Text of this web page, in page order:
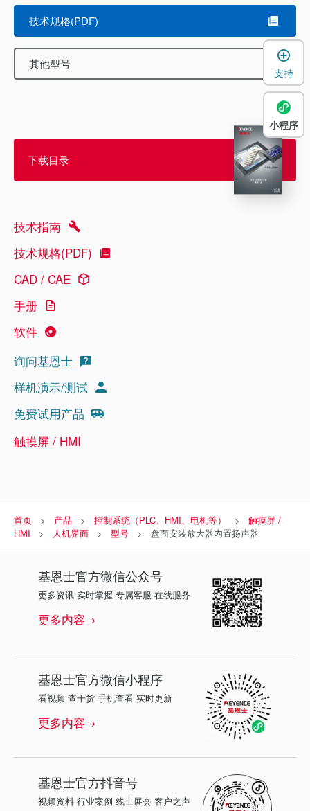
技术规格(PDF)
其他型号
下载目录
技术指南
技术规格(PDF)
CAD / CAE
手册
软件
询问基恩士
样机演示/测试
免费试用产品
触摸屏 / HMI
首页 产品 控制系统（PLC、HMI、电机等）
触摸屏 /
HMI
人机界面 型号 盘面安装放大器内置扬声器
基恩士官方微信公众号
更多资讯 实时掌握 专属客服 在线服务
更多内容
基恩士官方微信小程序
看视频 查干货 手机查看 实时更新
更多内容
基恩士官方抖音号
视频资料 行业案例 线上展会 客户之声
支持
小程序